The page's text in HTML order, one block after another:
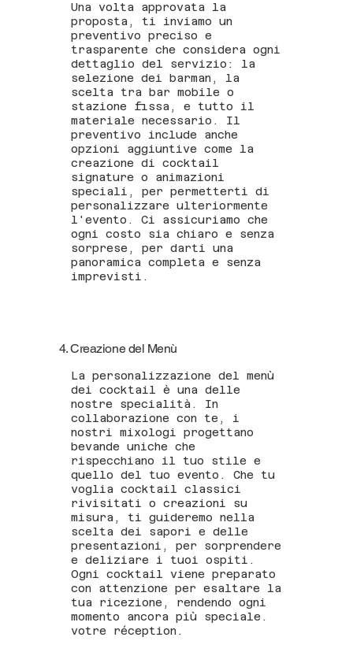
Una volta approvata la
proposta, ti inviamo un
preventivo preciso e
trasparente che considera ogni
dettaglio del servizio: la
selezione dei barman, la
scelta tra bar mobile o
stazione fissa, e tutto il
materiale necessario. Il
preventivo include anche
opzioni aggiuntive come la
creazione di cocktail
signature o animazioni
speciali, per permetterti di
personalizzare ulteriormente
l'evento. Ci assicuriamo che
ogni costo sia chiaro e senza
sorprese, per darti una
panoramica completa e senza
imprevisti.
4. Creazione del Menù
La personalizzazione del menù
dei cocktail è una delle
nostre specialità. In
collaborazione con te, i
nostri mixologi progettano
bevande uniche che
rispecchiano il tuo stile e
quello del tuo evento. Che tu
voglia cocktail classici
rivisitati o creazioni su
misura, ti guideremo nella
scelta dei sapori e delle
presentazioni, per sorprendere
e deliziare i tuoi ospiti.
Ogni cocktail viene preparato
con attenzione per esaltare la
tua ricezione, rendendo ogni
momento ancora più speciale.
votre réception.